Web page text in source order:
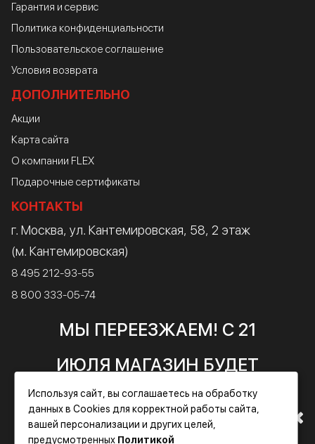
МЫ ПЕРЕЕЗЖАЕМ! С 21
ИЮЛЯ МАГАЗИН БУДЕТ
РАБОТАТЬ ПО НОВОМУ
АДРЕСУ. ПОДРОБНАЯ
Гарантия и сервис
Политика конфиденциальности
Пользовательское соглашение
Условия возврата
ДОПОЛНИТЕЛЬНО
Акции
Карта сайта
О компании FLEX
Подарочные сертификаты
КОНТАКТЫ
г. Москва, ул. Кантемировская, 58, 2 этаж
(м. Кантемировская)
8 495 212-93-55
8 800 333-05-74
пн - пт: 10:00 — 20:00
сб - вс: 10:00 — 18:00
Написать директору
Используя сайт, вы соглашаетесь на обработку
данных в Cookies для корректной работы сайта,
вашей персонализации и других целей,
предусмотренных Политикой